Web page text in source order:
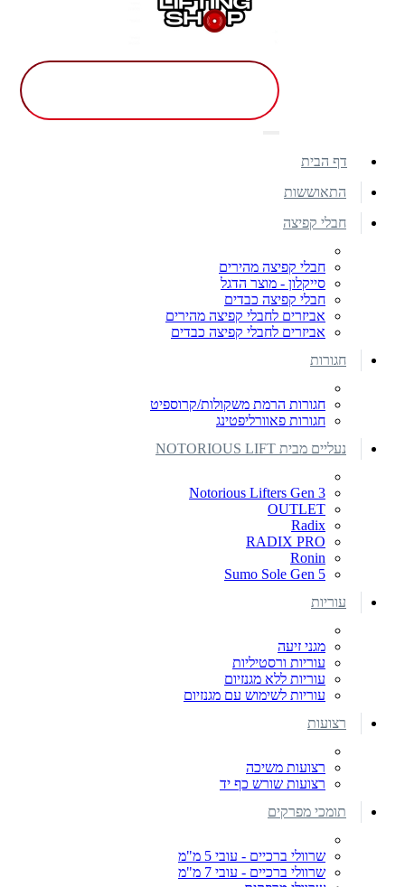
דף הבית
התאוששות
חבלי קפיצה
חבלי קפיצה מהירים
סייקלון - מוצר הדגל
חבלי קפיצה כבדים
אביזרים לחבלי קפיצה מהירים
אביזרים לחבלי קפיצה כבדים
חגורות
חגורות הרמת משקולות/קרוספיט
חגורות פאוורליפטינג
נעליים מבית NOTORIOUS LIFT
Notorious Lifters Gen 3
OUTLET
Radix
RADIX PRO
Ronin
Sumo Sole Gen 5
עוריות
מגני זיעה
עוריות ורסטיליות
עוריות ללא מגנזיום
עוריות לשימוש עם מגנזיום
רצועות
רצועות משיכה
רצועות שורש כף יד
תומכי מפרקים
שרוולי ברכיים - עובי 5 מ"מ
שרוולי ברכיים - עובי 7 מ"מ